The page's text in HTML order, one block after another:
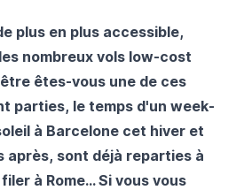
plus en plus accessible,
nombreux vols low-cost
êtes-vous une de ces
parties, le temps d'un week-
à Barcelone cet hiver et
après, sont déjà reparties à
à Rome... Si vous vous